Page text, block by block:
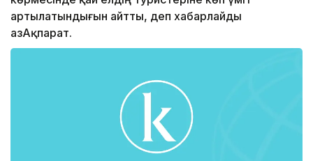
артылатындығын айтты, деп хабарлайды
ҚазАқпарат.